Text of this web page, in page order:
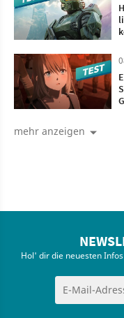
mehr anzeigen
Hol' dir die neuesten